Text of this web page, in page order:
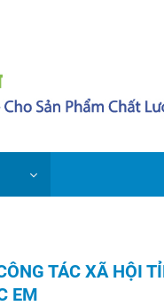
TÁC XÃ HỘI
EM